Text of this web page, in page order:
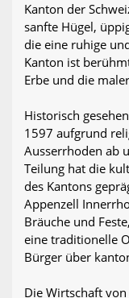
Kanton der
sanfte Hügel,
die eine ruhige
Kanton ist
Erbe und die
Historisch
1597 aufgrund
Ausserrhoden ab
Teilung hat die
des Kantons
Appenzell
Bräuche und
eine traditionelle
Bürger über
Die Wirtschaft